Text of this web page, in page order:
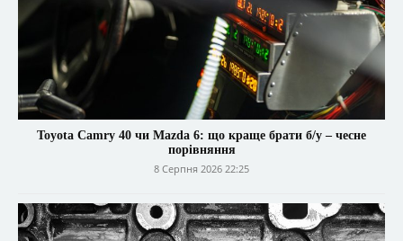
Toyota Camry 40 чи Mazda 6: що краще брати б/у – чесне
порівняння
8 Серпня 2026 22:25